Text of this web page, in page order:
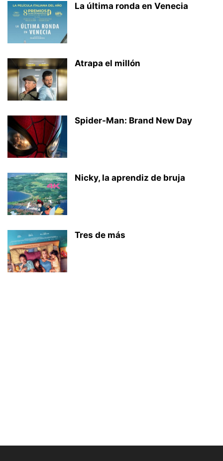
La última ronda en Venecia
Atrapa el millón
Spider-Man: Brand New Day
Nicky, la aprendiz de bruja
Tres de más